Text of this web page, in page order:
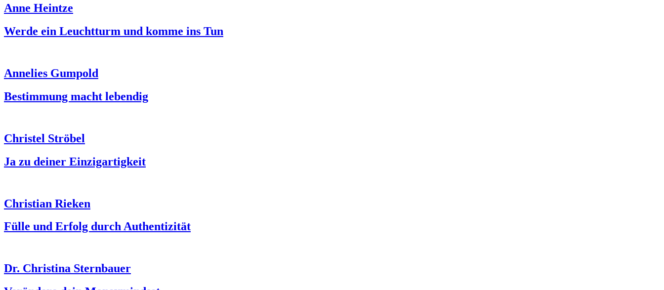
Anne Heintze
Werde ein Leuchtturm und komme ins Tun
Annelies Gumpold
Bestimmung macht lebendig
Christel Ströbel
Ja zu deiner Einzigartigkeit
Christian Rieken
Fülle und Erfolg durch Authentizität
Dr. Christina Sternbauer